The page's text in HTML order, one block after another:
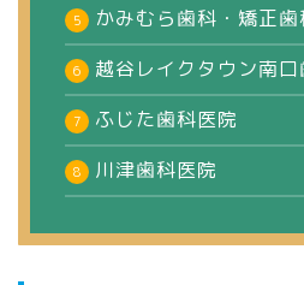
かみむら歯科・矯正
越谷レイクタウン南
ふじた歯科医院
川津歯科医院